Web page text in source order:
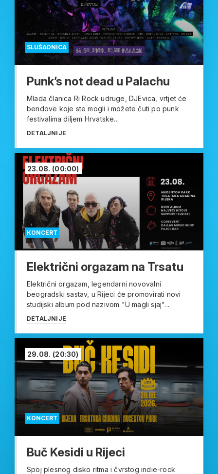
SLUŠAONICA
Punk’s not dead u Palachu
Mlada članica Ri Rock udruge, DJEvica, vrtjet će
bendove koje ste mogli i možete čuti po punk
festivalima diljem Hrvatske...
DETALJNIJE
KONCERT
23.08. (00:00)
Električni orgazam na Trsatu
Električni orgazam, legendarni novovalni
beogradski sastav, u Rijeci će promovirati novi
studijski album pod nazivom "U magli sjaj"...
DETALJNIJE
KONCERT
29.08. (20:30)
Buč Kesidi u Rijeci
Spoj plesnog disko ritma i čvrstog indie-rock